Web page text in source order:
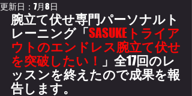
更新日： 7月8日
腕立て伏せ専門パーソナルト
レーニング「SASUKE トライア
ウトのエンドレス腕立て伏せ
を突破したい！ 」全17回のレ
ッスンを終えたので成果を報
告します。